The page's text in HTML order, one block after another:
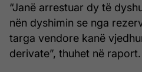
“Janë arrestuar dy të
nën dyshimin se nga
targa vendore kanë
derivate”, thuhet në raport.